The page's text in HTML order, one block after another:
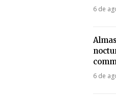
6 de
6 de